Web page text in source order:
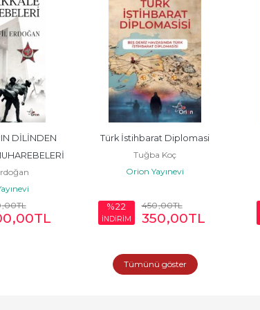
DİLİNDEN
,00TL
,00TL
Türk İstihbarat Diplomasi
Tuğba Koç
Orion Yayınevi
%22
İNDİRİM
450,00TL
350,00TL
Tümünü göster